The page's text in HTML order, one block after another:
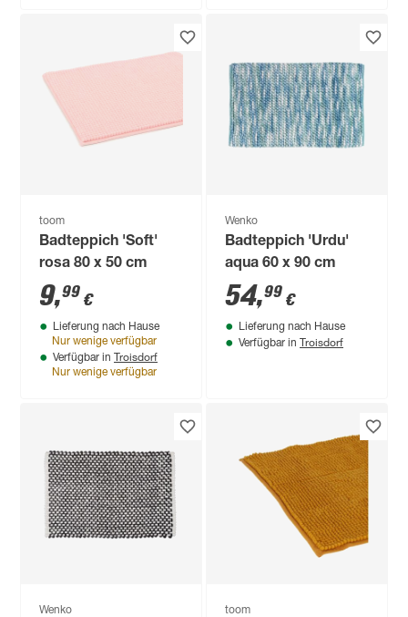
toom
Badteppich 'Soft'
rosa 80 x 50 cm
9,99 €
Lieferung nach Hause
Nur wenige verfügbar
Verfügbar in Troisdorf
Nur wenige verfügbar
Wenko
Badteppich 'Urdu'
aqua 60 x 90 cm
54,99 €
Lieferung nach Hause
Verfügbar in Troisdorf
Wenko toom